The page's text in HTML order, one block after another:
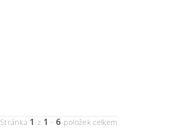
Stránka 1 z 1 -6 položek celkem